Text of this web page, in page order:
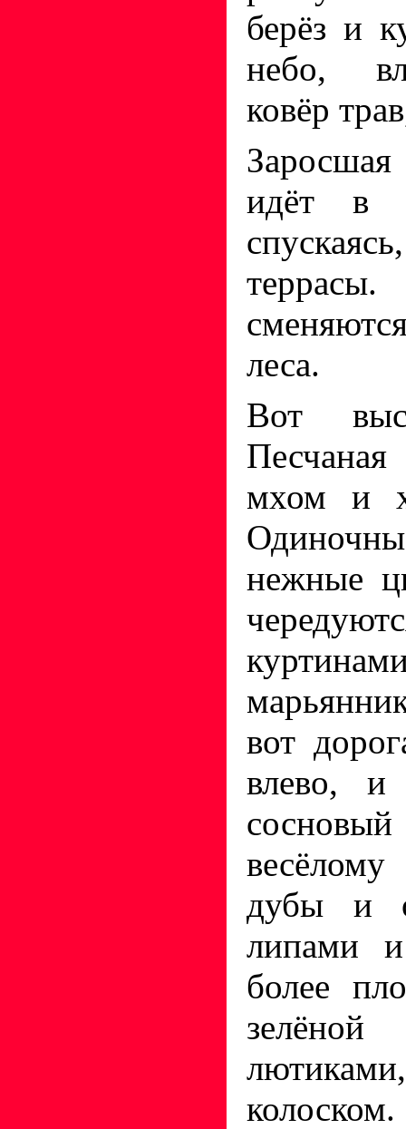
берёз и
небо,
ковёр
идёт в
леса.
Вот
мхом и
нежные
вот
влево, и
дубы и
липами и
более
зелёной
колоском.